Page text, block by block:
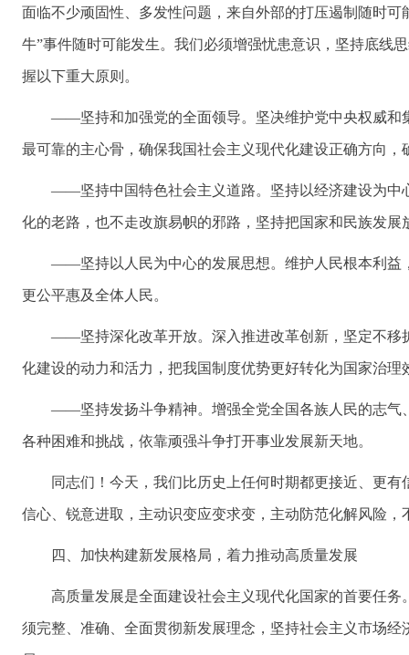
面临不少顽固性、多发性问题，来自外部的打压遏制随时
牛”事件随时可能发生。我们必须增强忧患意识，坚持底线
握以下重大原则。
——坚持和加强党的全面领导。坚决维护党中央权威和
最可靠的主心骨，确保我国社会主义现代化建设正确方向
——坚持中国特色社会主义道路。坚持以经济建设为中
化的老路，也不走改旗易帜的邪路，坚持把国家和民族发
——坚持以人民为中心的发展思想。维护人民根本利益
更公平惠及全体人民。
——坚持深化改革开放。深入推进改革创新，坚定不移
化建设的动力和活力，把我国制度优势更好转化为国家治理
——坚持发扬斗争精神。增强全党全国各族人民的志气
各种困难和挑战，依靠顽强斗争打开事业发展新天地。
同志们！今天，我们比历史上任何时期都更接近、更
信心、锐意进取，主动识变应变求变，主动防范化解风险
四、加快构建新发展格局，着力推动高质量发展
高质量发展是全面建设社会主义现代化国家的首要任
须完整、准确、全面贯彻新发展理念，坚持社会主义市场